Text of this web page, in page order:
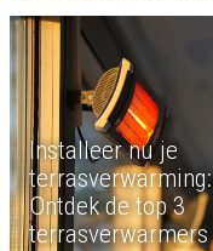
Installeer nu je
terrasverwarming:
Ontdek de top 3
terrasverwarmers